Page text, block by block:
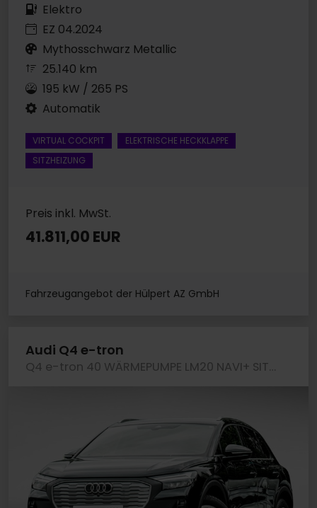
Elektro
EZ 04.2024
Mythosschwarz Metallic
25.140 km
195 kW / 265 PS
Automatik
VIRTUAL COCKPIT
ELEKTRISCHE HECKKLAPPE
SITZHEIZUNG
Preis inkl. MwSt.
41.811,00 EUR
Fahrzeugangebot der Hülpert AZ GmbH
Audi Q4 e-tron
Q4 e-tron 40 WÄRMEPUMPE LM20 NAVI+ SITZHEIZUNG